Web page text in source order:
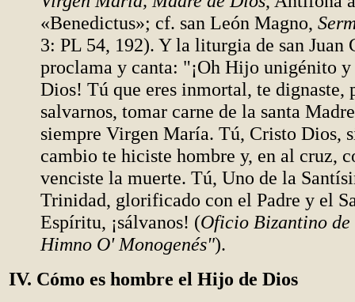
«Benedictus»; cf. san León Magno,
3: PL 54, 192). Y la liturgia de san Juan
proclama y canta: "¡Oh Hijo unigénito y
Dios! Tú que eres inmortal, te dignaste,
salvarnos, tomar carne de la santa
siempre Virgen María. Tú, Cristo Dios,
cambio te hiciste hombre y, en al cruz,
venciste la muerte. Tú, Uno de la
Trinidad, glorificado con el Padre y el
Espíritu, ¡sálvanos! (Oficio Bizantino de
Himno O' Monogenés").
IV. Cómo es hombre el Hijo de Dios